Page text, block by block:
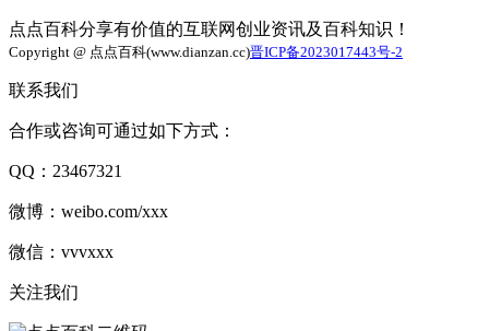
点点百科分享有价值的互联网创业资讯及百科知识！
Copyright @ 点点百科(www.dianzan.cc)晋ICP备2023017443号-2
联系我们
合作或咨询可通过如下方式：
QQ：23467321
微博：weibo.com/xxx
微信：vvvxxx
关注我们